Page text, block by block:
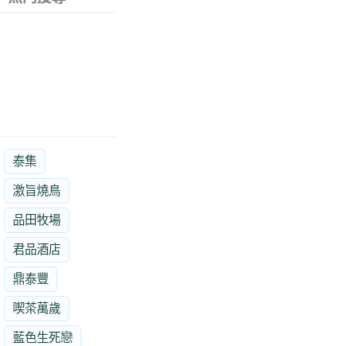
泰集
激旨燒鳥
品田牧場
君品酒店
鼎泰豐
喫茶萬歲
藍色生死戀